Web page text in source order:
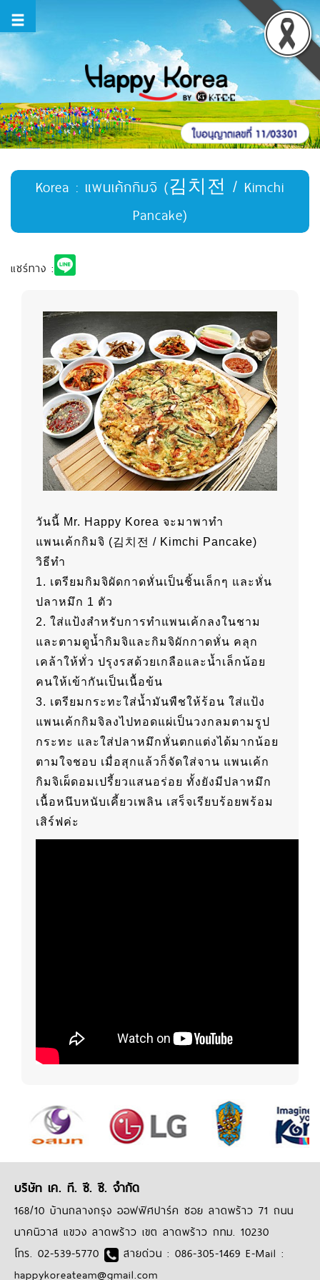
Korea : แพนเค้กกิมจิ (김치전 / Kimchi
Pancake)
แชร์ทาง :
วันนี้ Mr. Happy Korea จะมาพาทำ
แพนเค้กกิมจิ (김치전 / Kimchi Pancake)
วิธีทำ
1. เตรียมกิมจิผัดกาดหั่นเป็นชิ้นเล็กๆ และหั่น
ปลาหมึก 1 ตัว
2. ใส่แป้งสำหรับการทำแพนเค้กลงในชาม
และตามดูน้ำกิมจิและกิมจิผักกาดหั่น คลุก
เคล้าให้ทั่ว ปรุงรสด้วยเกลือและน้ำเล็กน้อย
คนให้เข้ากันเป็นเนื้อข้น
3. เตรียมกระทะใส่น้ำมันพืชให้ร้อน ใส่แป้ง
แพนเค้กกิมจิลงไปทอดแผ่เป็นวงกลมตามรูป
กระทะ และใส่ปลาหมึกหั่นตกแต่งได้มากน้อย
ตามใจชอบ เมื่อสุกแล้วก็จัดใส่จาน แพนเค้ก
กิมจิเผ็ดอมเปรี้ยวแสนอร่อย ทั้งยังมีปลาหมึก
เนื้อหนึบหนับเคี้ยวเพลิน เสร็จเรียบร้อยพร้อม
เสิร์ฟค่ะ
บริษัท เค. ที. ซี. ซี. จำกัด
168/10 บ้านกลางกรุง ออฟฟิศปาร์ค ซอย ลาดพร้าว 71 ถนน
นาคนิวาส แขวง ลาดพร้าว เขต ลาดพร้าว กทม. 10230
โทร. 02-539-5770
สายด่วน : 086-305-1469 E-Mail :
happykoreateam@gmail.com